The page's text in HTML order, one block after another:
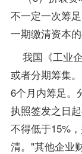
不一定一次筹
一期缴清资本的
我国《工业
或者分期筹集
6个月内筹足。
执照签发之日
不得低于15%
清。"其他企业